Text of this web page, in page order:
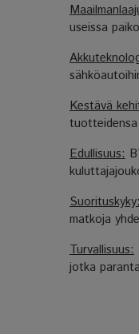
useissa
Kestävä
tuotteidensa
Edullisuus:
Suorituskyky:
matkoja
Turvallisuus:
jotka